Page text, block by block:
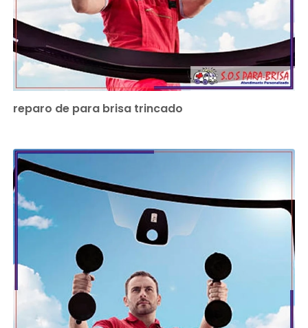
reparo de para brisa trincado